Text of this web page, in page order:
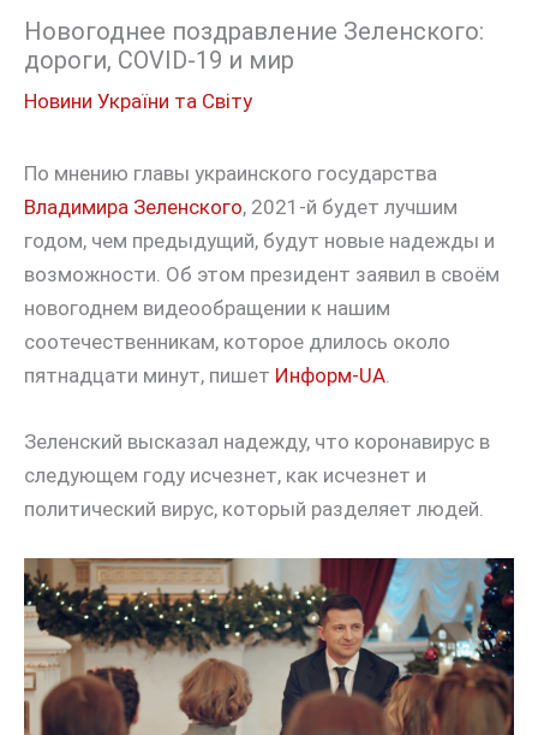
Новогоднее поздравление Зеленского:
дороги, COVID-19 и мир
Новини України та Світу
По мнению главы украинского государства
Владимира Зеленского, 2021-й будет лучшим
годом, чем предыдущий, будут новые надежды и
возможности. Об этом президент заявил в своём
новогоднем видеообращении к нашим
соотечественникам, которое длилось около
пятнадцати минут, пишет Информ-UA
Зеленский высказал надежду, что коронавирус в
следующем году исчезнет, как исчезнет и
политический вирус, который разделяет людей.